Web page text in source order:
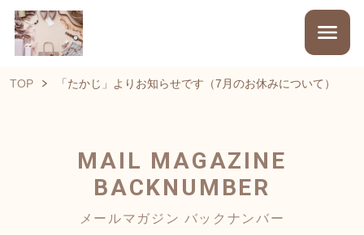
TOP 「たかじ」よりお知らせです（7月のお休みについて）
MAIL MAGAZINE
BACKNUMBER
メールマガジン バックナンバー